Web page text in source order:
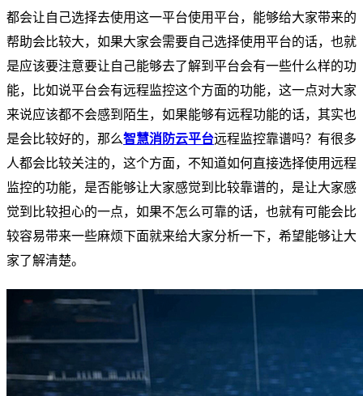
都会让自己选择去使用这一平台使用平台，能够给大家带来的
帮助会比较大，如果大家会需要自己选择使用平台的话，也就
是应该要注意要让自己能够去了解到平台会有一些什么样的功
能，比如说平台会有远程监控这个方面的功能，这一点对大家
来说应该都不会感到陌生，如果能够有远程功能的话，其实也
是会比较好的，那么智慧消防云平台远程监控靠谱吗？有很多
人都会比较关注的，这个方面，不知道如何直接选择使用远程
监控的功能，是否能够让大家感觉到比较靠谱的，是让大家感
觉到比较担心的一点，如果不怎么可靠的话，也就有可能会比
较容易带来一些麻烦下面就来给大家分析一下，希望能够让大
家了解清楚。